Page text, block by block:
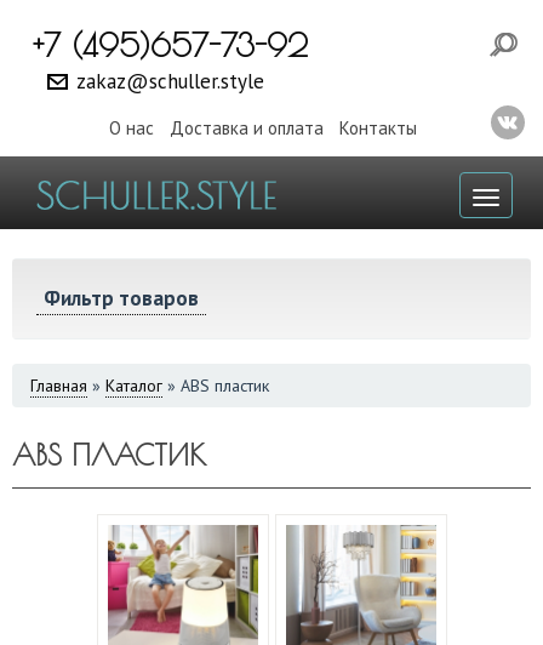
+7 (495)657-73-92
zakaz@schuller.style
О нас Доставка и оплата Контакты
Фильтр товаров
ВЫ
Главная » Каталог » ABS пластик
ABS ПЛАСТИК